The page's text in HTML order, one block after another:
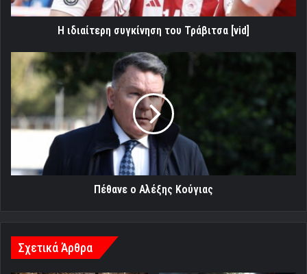
Η ιδιαίτερη συγκίνηση του Τράβιτσα [vid]
Πέθανε
Αλέξης
Κούγιας
Πέθανε ο Αλέξης Κούγιας
Σχετικά Άρθρα